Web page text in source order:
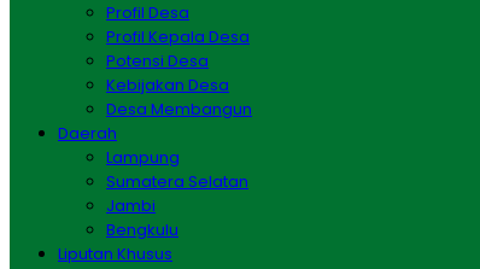
Profil Desa
Profil Kepala Desa
Potensi Desa
Kebijakan Desa
Desa Membangun
Daerah
Lampung
Sumatera Selatan
Jambi
Bengkulu
Liputan Khusus